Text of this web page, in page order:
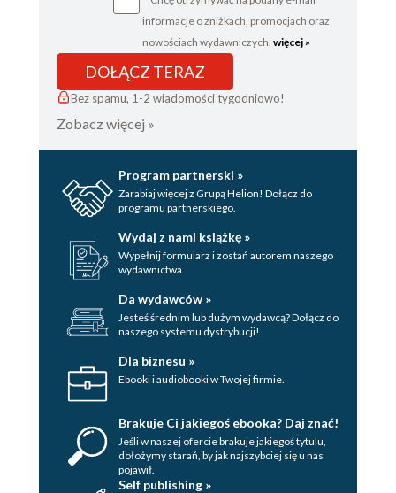
informacje o zniżkach, promocjach oraz
nowościach wydawniczych. więcej »
DOŁĄCZ TERAZ
Bez spamu, 1-2 wiadomości tygodniowo!
Zobacz więcej »
Program partnerski »
Zarabiaj więcej z Grupą Helion! Dołącz do
programu partnerskiego.
Wydaj z nami książkę »
Wypełnij formularz i zostań autorem naszego
wydawnictwa.
Da wydawców »
Jesteś średnim lub dużym wydawcą? Dołącz do
naszego systemu dystrybucji!
Dla biznesu »
Ebooki i audiobooki w Twojej firmie.
Brakuje Ci jakiegoś ebooka? Daj znać!
Jeśli w naszej ofercie brakuje jakiegoś tytulu,
dołożymy starań, by jak najszybciej się u nas
pojawił.
Self publishing »